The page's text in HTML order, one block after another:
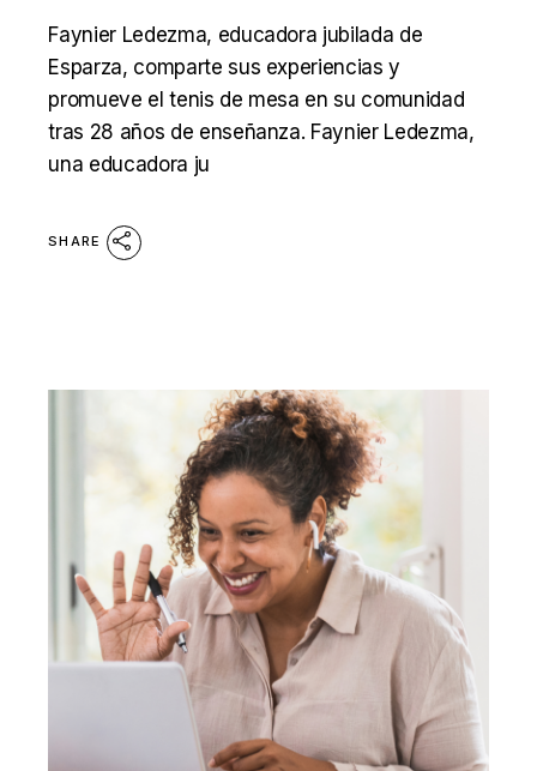
Faynier Ledezma, educadora jubilada de
Esparza, comparte sus experiencias y
promueve el tenis de mesa en su comunidad
tras 28 años de enseñanza. Faynier Ledezma,
una educadora ju
SHARE